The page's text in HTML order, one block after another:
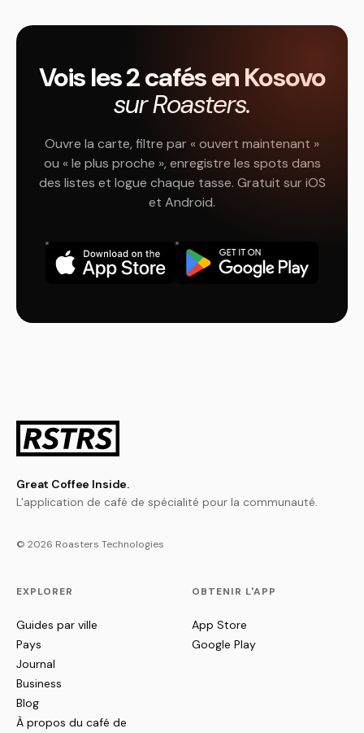
Vois les 2 cafés en Kosovo
sur Roasters.
Ouvre la carte, filtre par « ouvert maintenant »
ou « le plus proche », enregistre les spots dans
des listes et logue chaque tasse. Gratuit sur iOS
et Android.
Great Coffee Inside.
L'application de café de spécialité pour la communauté.
© 2026 Roasters Technologies
EXPLORER
Guides par ville
Pays
Journal
Business
Blog
À propos du café de
OBTENIR L'APP
App Store
Google Play